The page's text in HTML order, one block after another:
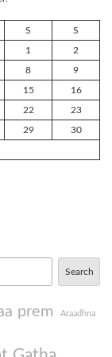
S S
1 2
8 9
15 16
22 23
29 30
Search
prem Araadhna